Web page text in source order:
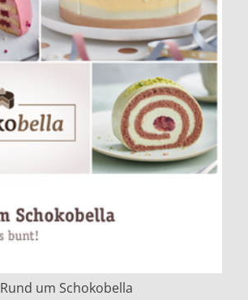
Rund um Schokobella